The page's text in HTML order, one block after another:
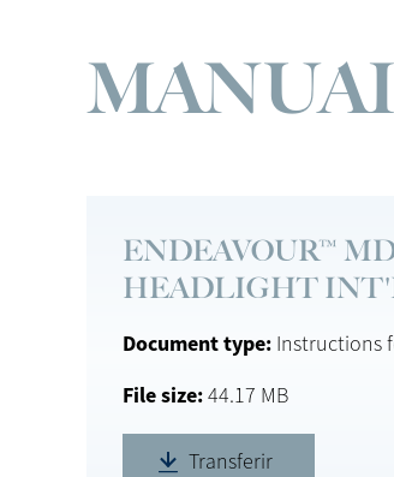
ENDEAVOUR™
HEADLIGHT
Document type Instructions
File size 44.17 MB
Transferir